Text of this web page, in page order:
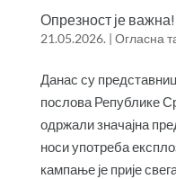
Опрезност је важна!
21.05.2026. | Огласна
Данас су
послова Републике
одржали значајна
носи употреба
кампање је прије